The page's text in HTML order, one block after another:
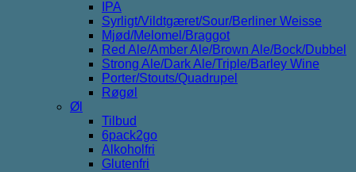
IPA
Syrligt/Vildtgæret/Sour/Berliner Weisse
Mjød/Melomel/Braggot
Red Ale/Amber Ale/Brown Ale/Bock/Dubbel
Strong Ale/Dark Ale/Triple/Barley Wine
Porter/Stouts/Quadrupel
Røgøl
Øl
Tilbud
6pack2go
Alkoholfri
Glutenfri